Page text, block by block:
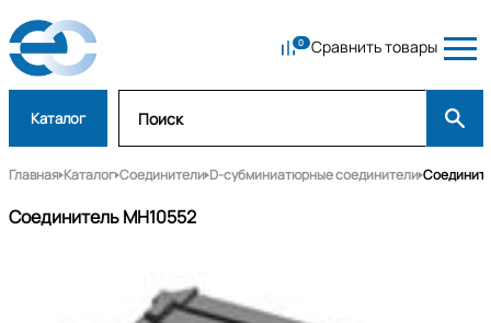
Сравнить товары
Каталог
Главная Каталог Соединители D-субминиатюрные соединители
Соединитель MH10552